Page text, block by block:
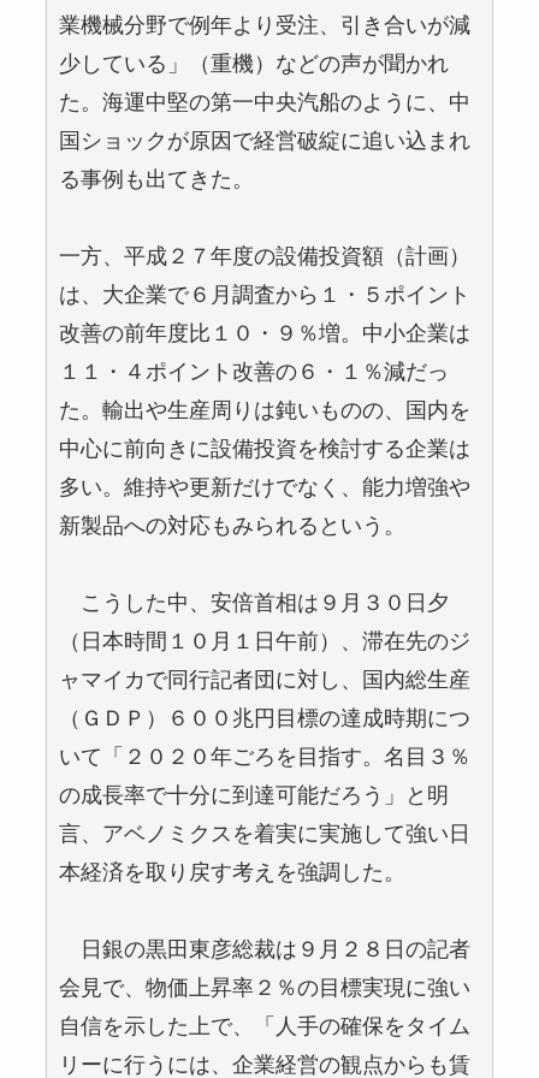
業機械分野で例年より受注、引き合いが減
少している」（重機）などの声が聞かれ
た。海運中堅の第一中央汽船のように、中
国ショックが原因で経営破綻に追い込まれ
る事例も出てきた。
一方、平成２７年度の設備投資額（計画）
は、大企業で６月調査から１・５ポイント
改善の前年度比１０・９％増。中小企業は
１１・４ポイント改善の６・１％減だっ
た。輸出や生産周りは鈍いものの、国内を
中心に前向きに設備投資を検討する企業は
多い。維持や更新だけでなく、能力増強や
新製品への対応もみられるという。
こうした中、安倍首相は９月３０日夕
（日本時間１０月１日午前）、滞在先のジ
ャマイカで同行記者団に対し、国内総生産
（ＧＤＰ）６００兆円目標の達成時期につ
いて「２０２０年ごろを目指す。名目３％
の成長率で十分に到達可能だろう」と明
言、アベノミクスを着実に実施して強い日
本経済を取り戻す考えを強調した。
日銀の黒田東彦総裁は９月２８日の記者
会見で、物価上昇率２％の目標実現に強い
自信を示した上で、「人手の確保をタイム
リーに行うには、企業経営の観点からも賃